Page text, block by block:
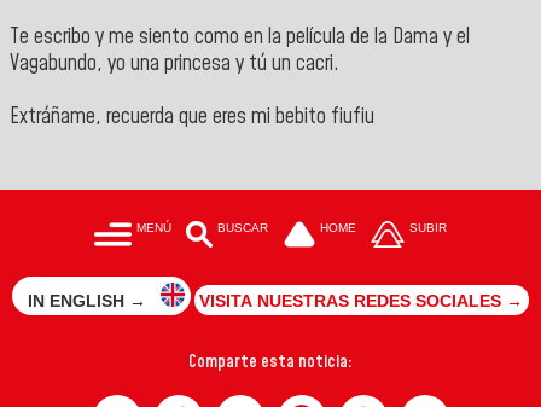
Te escribo y me siento como en la película de la Dama y el
Vagabundo, yo una princesa y tú un cacri.
Extráñame, recuerda que eres mi bebito fiufiu
MENÚ BUSCAR HOME SUBIR
IN ENGLISH → VISITA NUESTRAS REDES SOCIALES →
Comparte esta noticia: